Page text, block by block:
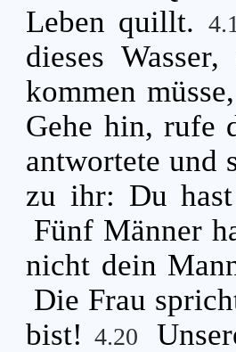
Leben quillt.
dieses
kommen
Gehe hin, rufe
antwortete und
zu ihr: Du
Fünf Männer
nicht dein
Die Frau
bist! 4.20